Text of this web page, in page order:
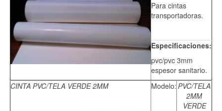
Para cintas
transportadoras.
Especificaciones:
pvc/pvc 3mm
espesor sanitario.
CINTA PVC/TELA VERDE 2MM
Modelo: PVC/TELA
2MM
VERDE